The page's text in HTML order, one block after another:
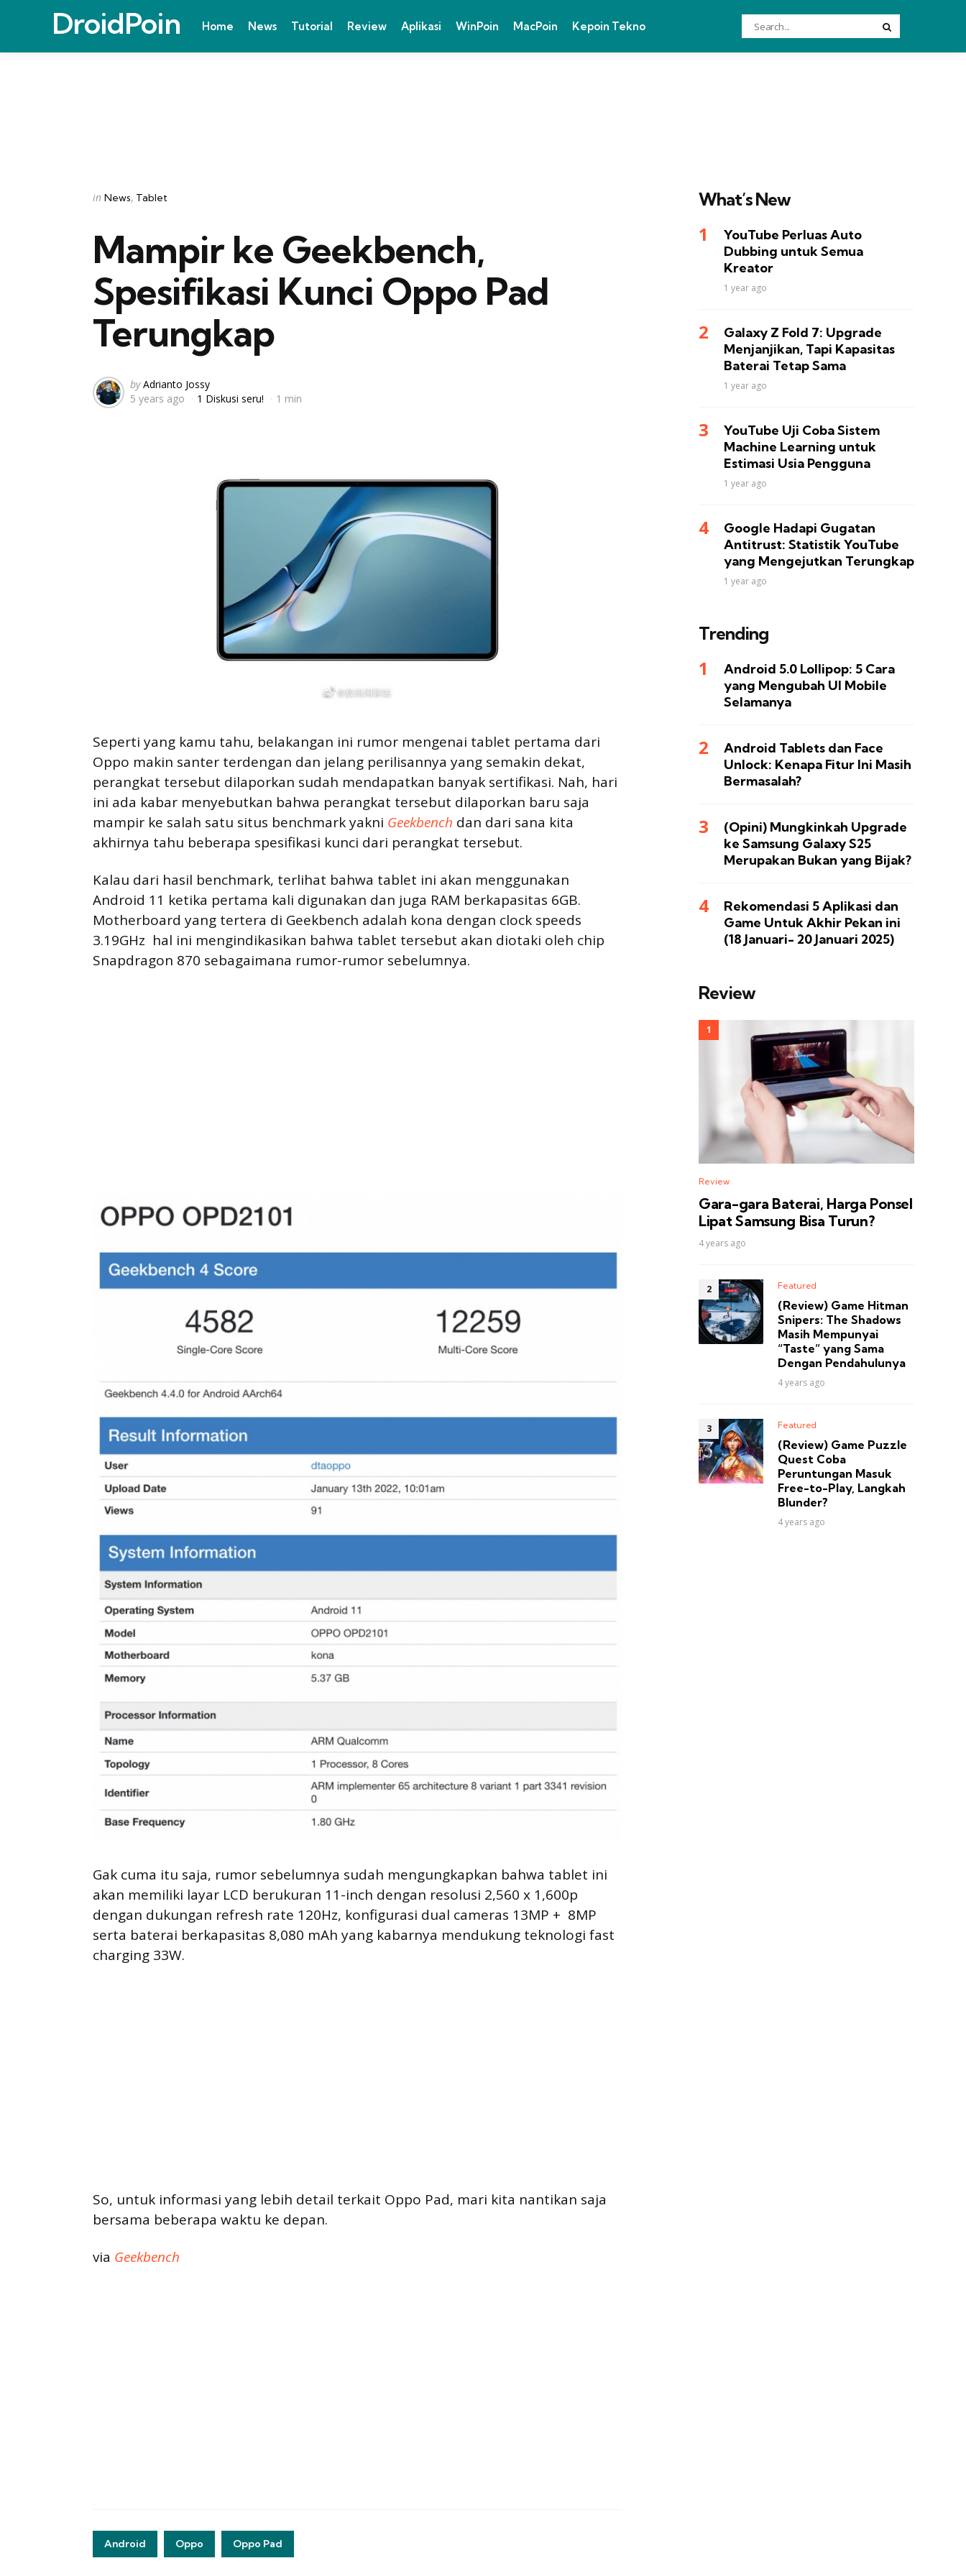
DroidPoin Home News Tutorial Review Aplikasi WinPoin MacPoin Kepoin Tekno
Search
for:
Categories
Posted
in News Tablet
Mampir ke Geekbench,
Spesifikasi Kunci Oppo Pad
Terungkap
Posted
by
by Adrianto Jossy
5 years ago
1 Diskusi seru! 1 min
Seperti yang kamu tahu, belakangan ini rumor mengenai tablet pertama dari
Oppo makin santer terdengan dan jelang perilisannya yang semakin dekat,
perangkat tersebut dilaporkan sudah mendapatkan banyak sertifikasi. Nah, hari
ini ada kabar menyebutkan bahwa perangkat tersebut dilaporkan baru saja
mampir ke salah satu situs benchmark yakni Geekbench dan dari sana kita
akhirnya tahu beberapa spesifikasi kunci dari perangkat tersebut.
Kalau dari hasil benchmark, terlihat bahwa tablet ini akan menggunakan
Android 11 ketika pertama kali digunakan dan juga RAM berkapasitas 6GB.
Motherboard yang tertera di Geekbench adalah kona dengan clock speeds
3.19GHz  hal ini mengindikasikan bahwa tablet tersebut akan diotaki oleh chip
Snapdragon 870 sebagaimana rumor-rumor sebelumnya.
Gak cuma itu saja, rumor sebelumnya sudah mengungkapkan bahwa tablet ini
akan memiliki layar LCD berukuran 11-inch dengan resolusi 2,560 x 1,600p
dengan dukungan refresh rate 120Hz, konfigurasi dual cameras 13MP + 8MP
serta baterai berkapasitas 8,080 mAh yang kabarnya mendukung teknologi fast
charging 33W.
So, untuk informasi yang lebih detail terkait Oppo Pad, mari kita nantikan saja
bersama beberapa waktu ke depan.
via Geekbench
Android Oppo Oppo Pad
What’s New
YouTube Perluas Auto
Dubbing untuk Semua
Kreator
1 year ago
Galaxy Z Fold 7: Upgrade
Menjanjikan, Tapi Kapasitas
Baterai Tetap Sama
1 year ago
YouTube Uji Coba Sistem
Machine Learning untuk
Estimasi Usia Pengguna
1 year ago
Google Hadapi Gugatan
Antitrust: Statistik YouTube
yang Mengejutkan Terungkap
1 year ago
Trending
Android 5.0 Lollipop: 5 Cara
yang Mengubah UI Mobile
Selamanya
Android Tablets dan Face
Unlock: Kenapa Fitur Ini Masih
Bermasalah?
(Opini) Mungkinkah Upgrade
ke Samsung Galaxy S25
Merupakan Bukan yang Bijak?
Rekomendasi 5 Aplikasi dan
Game Untuk Akhir Pekan ini
(18 Januari- 20 Januari 2025)
Review
Review
Gara-gara Baterai, Harga Ponsel
Lipat Samsung Bisa Turun?
4 years ago
Featured
(Review) Game Hitman
Snipers: The Shadows
Masih Mempunyai
“Taste” yang Sama
Dengan Pendahulunya
4 years ago
Featured
(Review) Game Puzzle
Quest Coba
Peruntungan Masuk
Free-to-Play, Langkah
Blunder?
4 years ago